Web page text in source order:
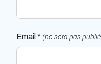
Email * (ne sera pas